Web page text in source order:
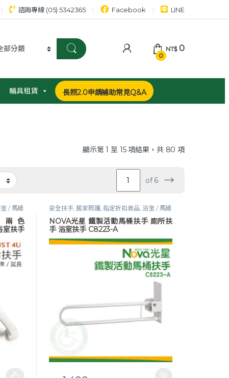
諮詢專線 (05) 5342365 Facebook LINE
0
NT$0
輔具租賃 長照2.0申請補助常見Q&A
顯示第 1 至 15 項結果，共 80 項
of 6 →
/ 馬桶
色
扶手
安全扶手, 居家照護,指定折扣商品, 浴室 / 馬桶
安全扶手,無障礙改善,衛浴安全
NOVA光星 鐵製活動馬桶扶手 廁所扶
手 浴室扶手 C8223-A